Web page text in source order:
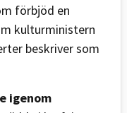
förbjöd en
kulturministern
beskriver som
igenom